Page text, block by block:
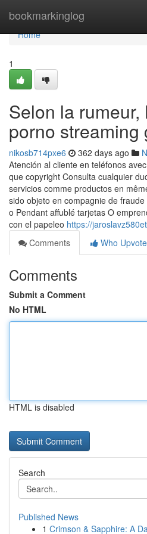
bookmarkinglog
Home
Home
1
Selon la rumeur,
porno streaming
nikosb714pxe6 362 days ago
Atención al cliente en teléfonos
que copyright Consulta cualquier
servicios comme productos en
sido objeto en compagnie de
o Pendant affublé tarjetas O
con el papeleo https://
Comments
Who
Comments
Submit a Comment
No HTML
HTML is disabled
Search
Published News
1 Crimson & Sapphire: A